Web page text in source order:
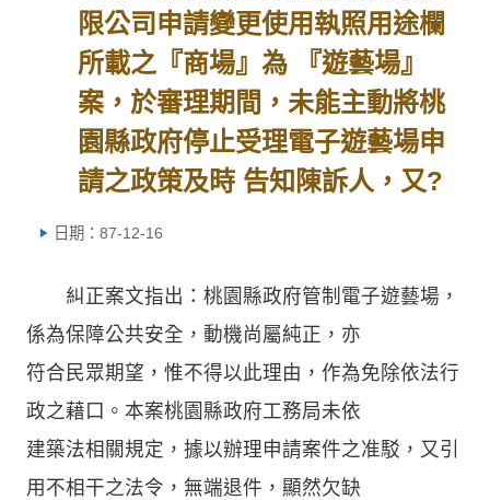
限公司申請變更使用執照用途欄
所載之『商場』為 『遊藝場』
案，於審理期間，未能主動將桃
園縣政府停止受理電子遊藝場申
請之政策及時 告知陳訴人，又?
日期：87-12-16
糾正案文指出：桃園縣政府管制電子遊藝場，
係為保障公共安全，動機尚屬純正，亦
符合民眾期望，惟不得以此理由，作為免除依法行
政之藉口。本案桃園縣政府工務局未依
建築法相關規定，據以辦理申請案件之准駁，又引
用不相干之法令，無端退件，顯然欠缺